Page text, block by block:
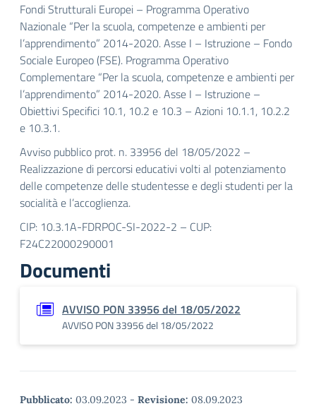
Fondi Strutturali Europei – Programma Operativo
Nazionale “Per la scuola, competenze e ambienti per
l’apprendimento” 2014-2020. Asse I – Istruzione – Fondo
Sociale Europeo (FSE). Programma Operativo
Complementare “Per la scuola, competenze e ambienti per
l’apprendimento” 2014-2020. Asse I – Istruzione –
Obiettivi Specifici 10.1, 10.2 e 10.3 – Azioni 10.1.1, 10.2.2
e 10.3.1.
Avviso pubblico prot. n. 33956 del 18/05/2022 –
Realizzazione di percorsi educativi volti al potenziamento
delle competenze delle studentesse e degli studenti per la
socialità e l’accoglienza.
CIP: 10.3.1A-FDRPOC-SI-2022-2 – CUP:
F24C22000290001
Documenti
AVVISO PON 33956 del 18/05/2022
AVVISO PON 33956 del 18/05/2022
Pubblicato: 03.09.2023 - Revisione: 08.09.2023